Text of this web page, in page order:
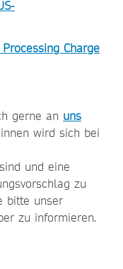
Charge
gerne an uns
wird sich bei
und eine
zu
bitte unser
zu informieren.